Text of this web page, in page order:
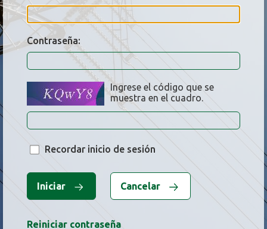
Contraseña:
Ingrese el código que se
muestra en el cuadro.
Recordar inicio de sesión
Iniciar Cancelar
Reiniciar contraseña